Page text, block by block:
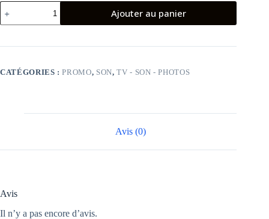
quantité
de
SPEAKER
WIRELESS
SUPPORT
BT,
Ajouter au panier
CATÉGORIES :PROMO, SON,TV - SON - PHOTOS
Avis (0)
Avis
Il n’y a pas encore d’avis.